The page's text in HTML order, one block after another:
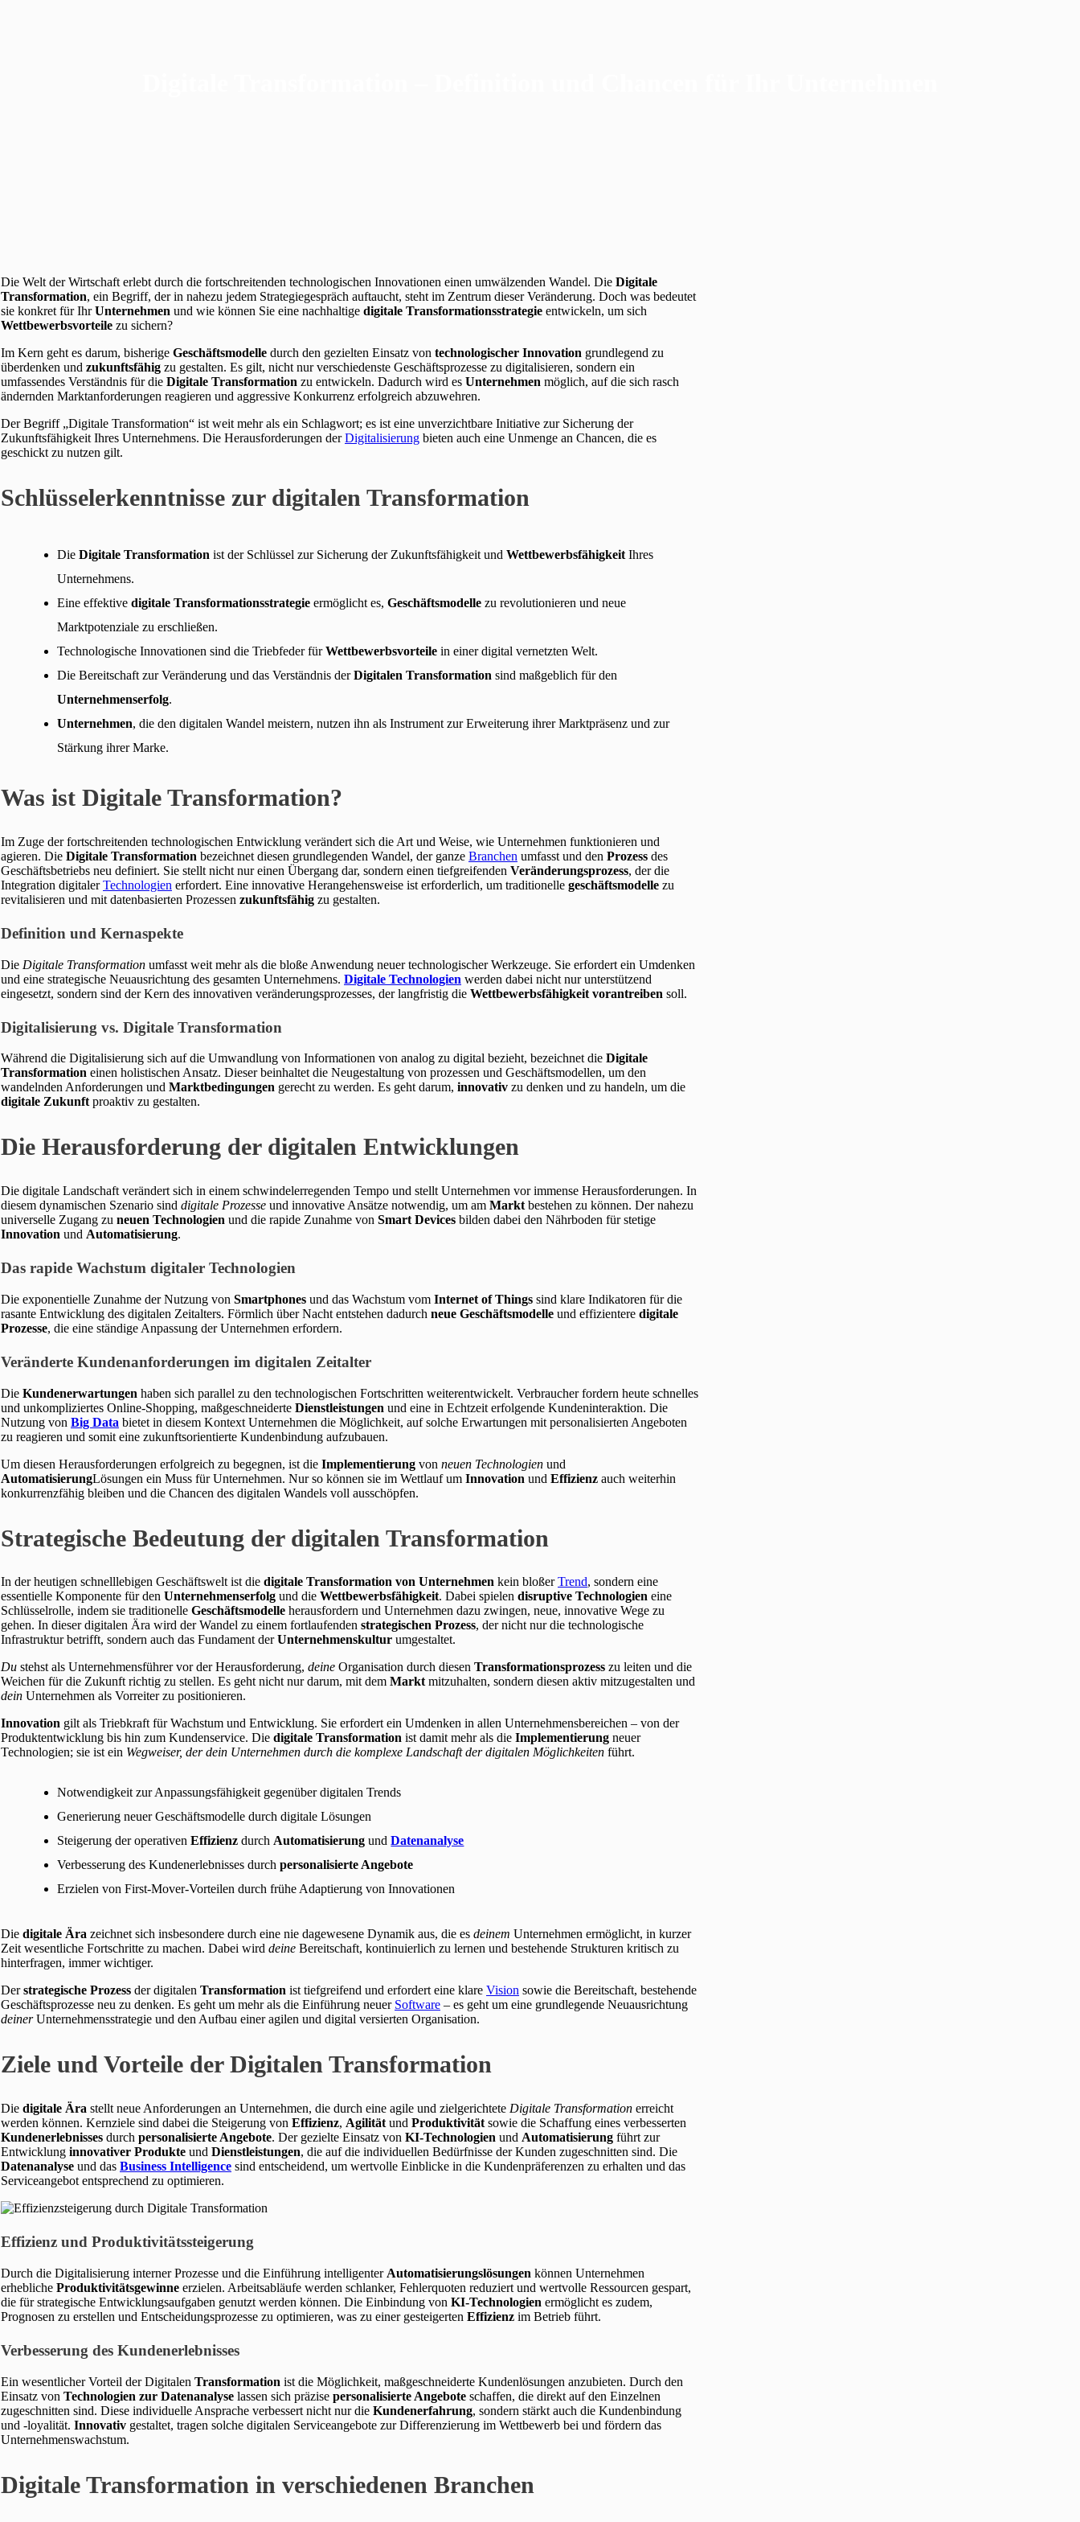
Die Welt der Wirtschaft erlebt durch die fortschreitenden technologischen Innovationen einen umwälzenden Wandel. Die Digitale
Transformation, ein Begriff, der in nahezu jedem Strategiegespräch auftaucht, steht im Zentrum dieser Veränderung. Doch was bedeutet
sie konkret für IhrUnternehmen und wie können Sie eine nachhaltige digitale Transformationsstrategie entwickeln, um sich
Wettbewerbsvorteile zu sichern?
Im Kern geht es darum, bisherige Geschäftsmodelle durch den gezielten Einsatz von technologischer Innovation grundlegend zu
überdenken und zukunftsfähig zu gestalten. Es gilt, nicht nur verschiedenste Geschäftsprozesse zu digitalisieren, sondern ein
umfassendes Verständnis für die Digitale Transformation zu entwickeln. Dadurch wird es Unternehmen möglich, auf die sich rasch
ändernden Marktanforderungen reagieren und aggressive Konkurrenz erfolgreich abzuwehren.
Der Begriff „Digitale Transformation“ ist weit mehr als ein Schlagwort; es ist eine unverzichtbare Initiative zur Sicherung der
Zukunftsfähigkeit Ihres Unternehmens. Die Herausforderungen derDigitalisierung bieten auch eine Unmenge an Chancen, die es
geschickt zu nutzen gilt.
Schlüsselerkenntnisse zur digitalen Transformation
DieDigitale Transformation ist der Schlüssel zur Sicherung der Zukunftsfähigkeit undWettbewerbsfähigkeit Ihres
Unternehmens.
Eine effektivedigitale Transformationsstrategie ermöglicht es,Geschäftsmodelle zu revolutionieren und neue
Marktpotenziale zu erschließen.
Technologische Innovationen sind die Triebfeder fürWettbewerbsvorteile in einer digital vernetzten Welt.
Die Bereitschaft zur Veränderung und das Verständnis derDigitalen Transformation sind maßgeblich für den
Unternehmenserfolg.
Unternehmen, die den digitalen Wandel meistern, nutzen ihn als Instrument zur Erweiterung ihrer Marktpräsenz und zur
Stärkung ihrer Marke.
Was ist Digitale Transformation?
Im Zuge der fortschreitenden technologischen Entwicklung verändert sich die Art und Weise, wie Unternehmen funktionieren und
agieren. Die Digitale Transformation bezeichnet diesen grundlegenden Wandel, der ganze Branchen umfasst und den Prozess des
Geschäftsbetriebs neu definiert. Sie stellt nicht nur einen Übergang dar, sondern einen tiefgreifenden Veränderungsprozess, der die
Integration digitalerTechnologien erfordert. Eine innovative Herangehensweise ist erforderlich, um traditionelle geschäftsmodelle zu
revitalisieren und mit datenbasierten Prozessen zukunftsfähig zu gestalten.
Definition und Kernaspekte
Die Digitale Transformation umfasst weit mehr als die bloße Anwendung neuer technologischer Werkzeuge. Sie erfordert ein Umdenken
und eine strategische Neuausrichtung des gesamten Unternehmens. Digitale Technologien werden dabei nicht nur unterstützend
eingesetzt, sondern sind der Kern des innovativen veränderungsprozesses, der langfristig die Wettbewerbsfähigkeit vorantreiben soll.
Digitalisierung vs. Digitale Transformation
Während die Digitalisierung sich auf die Umwandlung von Informationen von analog zu digital bezieht, bezeichnet die Digitale
Transformation einen holistischen Ansatz. Dieser beinhaltet die Neugestaltung von prozessen und Geschäftsmodellen, um den
wandelnden Anforderungen und Marktbedingungen gerecht zu werden. Es geht darum, innovativ zu denken und zu handeln, um die
digitale Zukunft proaktiv zu gestalten.
Die Herausforderung der digitalen Entwicklungen
Die digitale Landschaft verändert sich in einem schwindelerregenden Tempo und stellt Unternehmen vor immense Herausforderungen. In
diesem dynamischen Szenario sind digitale Prozesse und innovative Ansätze notwendig, um am Markt bestehen zu können. Der nahezu
universelle Zugang zu neuen Technologien und die rapide Zunahme von Smart Devices bilden dabei den Nährboden für stetige
Innovation und Automatisierung.
Das rapide Wachstum digitaler Technologien
Die exponentielle Zunahme der Nutzung von Smartphones und das Wachstum vom Internet of Things sind klare Indikatoren für die
rasante Entwicklung des digitalen Zeitalters. Förmlich über Nacht entstehen dadurch neue Geschäftsmodelle und effizientere digitale
Prozesse, die eine ständige Anpassung der Unternehmen erfordern.
Veränderte Kundenanforderungen im digitalen Zeitalter
Die Kundenerwartungen haben sich parallel zu den technologischen Fortschritten weiterentwickelt. Verbraucher fordern heute schnelles
und unkompliziertes Online-Shopping, maßgeschneiderte Dienstleistungen und eine in Echtzeit erfolgende Kundeninteraktion. Die
Nutzung von Big Data bietet in diesem Kontext Unternehmen die Möglichkeit, auf solche Erwartungen mit personalisierten Angeboten
zu reagieren und somit eine zukunftsorientierte Kundenbindung aufzubauen.
Um diesen Herausforderungen erfolgreich zu begegnen, ist die Implementierung von neuen Technologien und
AutomatisierungLösungen ein Muss für Unternehmen. Nur so können sie im Wettlauf um Innovation und Effizienz auch weiterhin
konkurrenzfähig bleiben und die Chancen des digitalen Wandels voll ausschöpfen.
Strategische Bedeutung der digitalen Transformation
In der heutigen schnelllebigen Geschäftswelt ist die digitale Transformation von Unternehmen kein bloßerTrend, sondern eine
essentielle Komponente für den Unternehmenserfolg und die Wettbewerbsfähigkeit. Dabei spielen disruptive Technologien eine
Schlüsselrolle, indem sie traditionelle Geschäftsmodelle herausfordern und Unternehmen dazu zwingen, neue, innovative Wege zu
gehen. In dieser digitalen Ära wird der Wandel zu einem fortlaufenden strategischen Prozess, der nicht nur die technologische
Infrastruktur betrifft, sondern auch das Fundament derUnternehmenskultur umgestaltet.
Du stehst als Unternehmensführer vor der Herausforderung, deine Organisation durch diesen Transformationsprozess zu leiten und die
Weichen für die Zukunft richtig zu stellen. Es geht nicht nur darum, mit dem Marktmitzuhalten, sondern diesen aktiv mitzugestalten und
dein Unternehmen als Vorreiter zu positionieren.
Innovation gilt als Triebkraft für Wachstum und Entwicklung. Sie erfordert ein Umdenken in allen Unternehmensbereichen – von der
Produktentwicklung bis hin zum Kundenservice. Die digitale Transformation ist damit mehr als die Implementierung neuer
Technologien; sie ist ein Wegweiser, derdein Unternehmen durch die komplexe Landschaft der digitalen Möglichkeiten führt.
Notwendigkeit zur Anpassungsfähigkeit gegenüber digitalen Trends
Generierung neuer Geschäftsmodelle durch digitale Lösungen
Steigerung der operativenEffizienz durchAutomatisierung undDatenanalyse
Verbesserung des Kundenerlebnisses durchpersonalisierte Angebote
Erzielen von First-Mover-Vorteilen durch frühe Adaptierung von Innovationen
Die digitale Ära zeichnet sich insbesondere durch eine nie dagewesene Dynamik aus, die es deinem Unternehmen ermöglicht, in kurzer
Zeit wesentliche Fortschritte zu machen. Dabei wird deine Bereitschaft, kontinuierlich zu lernen und bestehende Strukturen kritisch zu
hinterfragen, immer wichtiger.
Derstrategische Prozess der digitalen Transformation ist tiefgreifend und erfordert eine klare Vision sowie die Bereitschaft, bestehende
Geschäftsprozesse neu zu denken. Es geht um mehr als die Einführung neuer Software – es geht um eine grundlegende Neuausrichtung
deinerUnternehmensstrategie und den Aufbau einer agilen und digital versierten Organisation.
Ziele und Vorteile der Digitalen Transformation
Die digitale Ära stellt neue Anforderungen an Unternehmen, die durch eine agile und zielgerichtete Digitale Transformation erreicht
werden können. Kernziele sind dabei die Steigerung von Effizienz, Agilität und Produktivität sowie die Schaffung eines verbesserten
Kundenerlebnisses durch personalisierte Angebote. Der gezielte Einsatz von KI-Technologien und Automatisierung führt zur
Entwicklung innovativer Produkte und Dienstleistungen, die auf die individuellen Bedürfnisse der Kunden zugeschnitten sind. Die
Datenanalyse und das Business Intelligence sind entscheidend, um wertvolle Einblicke in die Kundenpräferenzen zu erhalten und das
Serviceangebot entsprechend zu optimieren.
Effizienz und Produktivitätssteigerung
Durch die Digitalisierung interner Prozesse und die Einführung intelligenter Automatisierungslösungen können Unternehmen
erhebliche Produktivitätsgewinne erzielen. Arbeitsabläufe werden schlanker, Fehlerquoten reduziert und wertvolle Ressourcen gespart,
die für strategische Entwicklungsaufgaben genutzt werden können. Die Einbindung von KI-Technologien ermöglicht es zudem,
Prognosen zu erstellen und Entscheidungsprozesse zu optimieren, was zu einer gesteigerten Effizienz im Betrieb führt.
Verbesserung des Kundenerlebnisses
Ein wesentlicher Vorteil der Digitalen Transformation ist die Möglichkeit, maßgeschneiderte Kundenlösungen anzubieten. Durch den
Einsatz von Technologien zur Datenanalyse lassen sich präzise personalisierte Angebote schaffen, die direkt auf den Einzelnen
zugeschnitten sind. Diese individuelle Ansprache verbessert nicht nur die Kundenerfahrung, sondern stärkt auch die Kundenbindung
und -loyalität. Innovativ gestaltet, tragen solche digitalen Serviceangebote zur Differenzierung im Wettbewerb bei und fördern das
Unternehmenswachstum.
Digitale Transformation in verschiedenen Branchen